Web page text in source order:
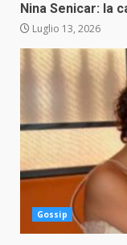
Nina Senicar: la
Luglio 13, 2026
Gossip